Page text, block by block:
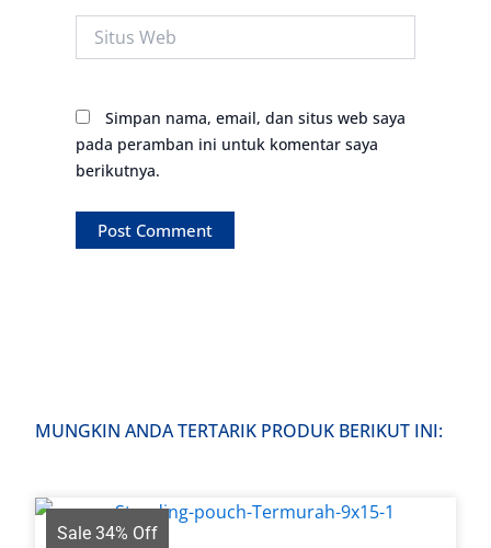
Situs
Web
Simpan nama, email, dan situs web saya
pada peramban ini untuk komentar saya
berikutnya.
MUNGKIN ANDA TERTARIK PRODUK BERIKUT INI:
Sale 34% Off